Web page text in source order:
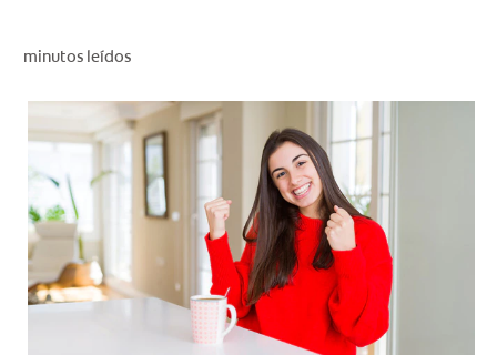
PARA PROFESIONALES
DÓNDE COMPRAR
SUSCRIBITE
minutos leídos